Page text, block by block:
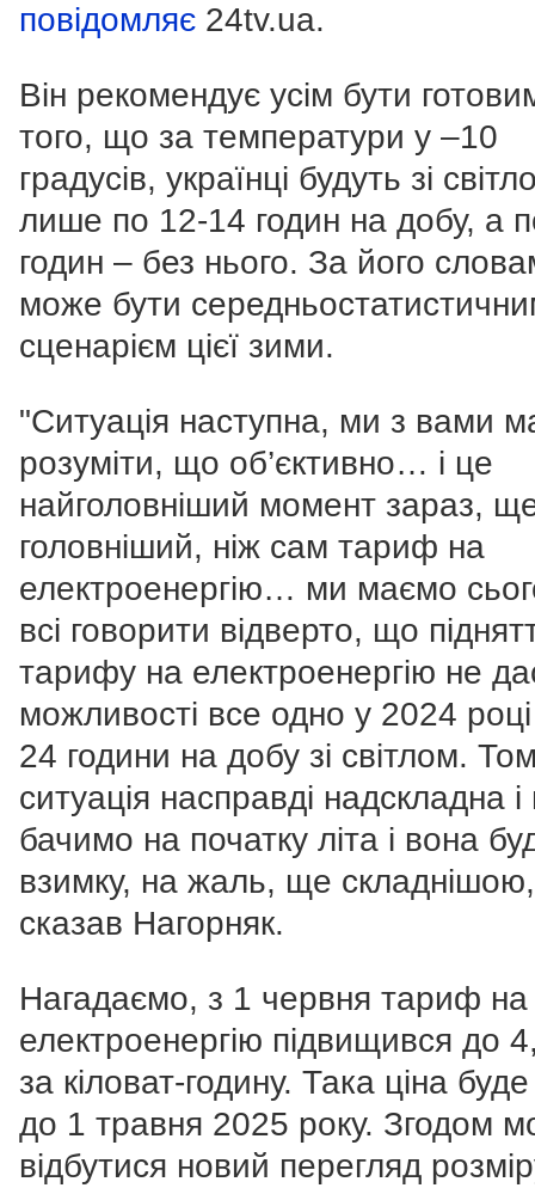
повідомляє 24tv.ua.
Він рекомендує усім бути
того, що за температури у –10
градусів, українці будуть зі
лише по 12-14 годин на добу, а
годин – без нього. За його
може бути
сценарієм цієї зими.
"Ситуація наступна, ми з вами
розуміти, що об’єктивно… і це
найголовніший момент зараз,
головніший, ніж сам тариф на
електроенергію… ми маємо
всі говорити відверто, що
тарифу на електроенергію не
можливості все одно у 2024
24 години на добу зі світлом.
ситуація насправді надскладна і
бачимо на початку літа і вона
взимку, на жаль, ще
сказав Нагорняк.
Нагадаємо, з 1 червня тариф на
електроенергію підвищився до
за кіловат-годину. Така ціна
до 1 травня 2025 року. Згодом
відбутися новий перегляд